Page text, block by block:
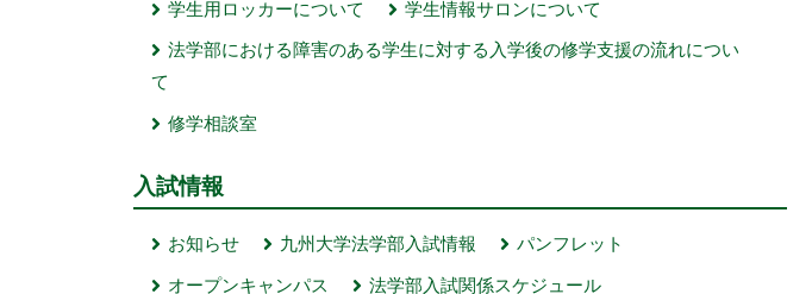
学生用ロッカーについて 学生情報サロンについて
法学部における障害のある学生に対する入学後の修学支援の流れについ
て
修学相談室
入試情報
お知らせ 九州大学法学部入試情報 パンフレット
オープンキャンパス 法学部入試関係スケジュール